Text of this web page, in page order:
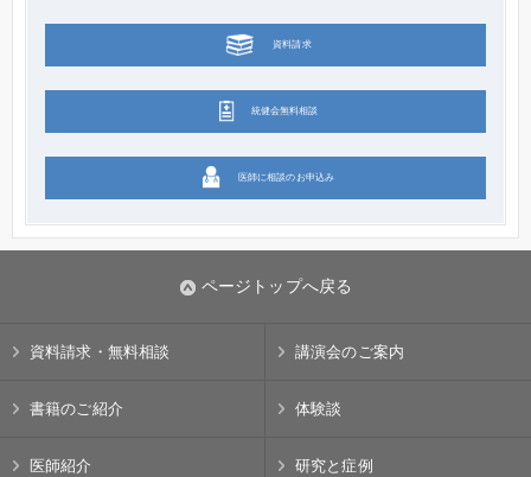
資料請求
統健会無料相談
医師に相談のお申込み
ページトップへ戻る
資料請求・無料相談 講演会のご案内
書籍のご紹介 体験談
医師紹介 研究と症例